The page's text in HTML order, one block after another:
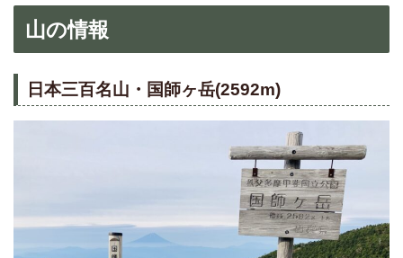
山の情報
日本三百名山・国師ヶ岳(2592m)